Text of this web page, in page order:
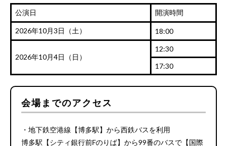
公演日 開演時間
2026年10月3日（土） 18:00
2026年10月4日（日）
12:30
17:30
会場までのアクセス
・地下鉄空港線【博多駅】から西鉄バスを利用
博多駅【シティ銀行前Fのりば】から99番のバスで【国際